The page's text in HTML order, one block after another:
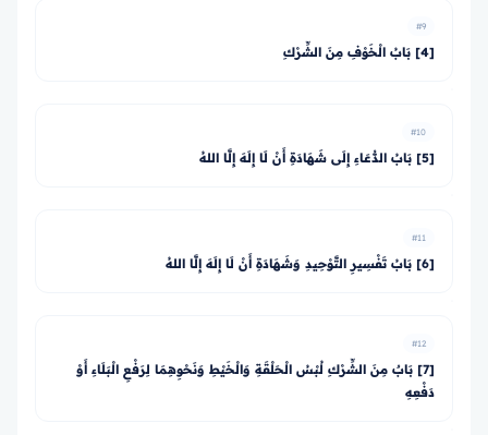
#9
[4] بَابُ الْخَوْفِ مِنَ الشِّرْكِ
#10
[5] بَابُ الدُّعَاءِ إِلَى شَهَادَةِ أَنْ لَا إِلَهَ إِلَّا اللهُ
#11
[6] بَابُ تَفْسِيرِ التَّوْحِيدِ وَشَهَادَةِ أَنْ لَا إِلَهَ إِلَّا اللهُ
#12
[7] بَابٌ مِنَ الشِّرْكِ لُبْسُ الْحَلْقَةِ وَالْخَيْطِ وَنَحْوِهِمَا لِرَفْعِ الْبَلَاءِ أَوْ
دَفْعِهِ